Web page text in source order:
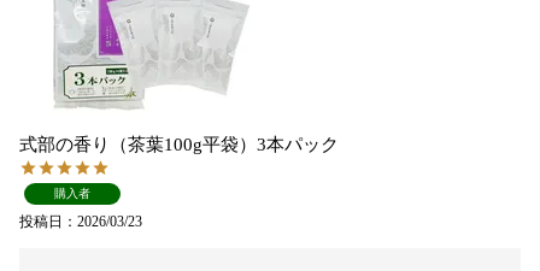
式部の香り（茶葉100g平袋）3本パック
購入者
投稿日 2026/03/23